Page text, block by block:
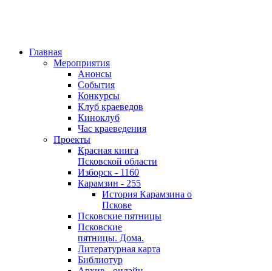
Главная
Мероприятия
Анонсы
События
Конкурсы
Клуб краеведов
Киноклуб
Час краеведения
Проекты
Красная книга
Псковской области
Изборск - 1160
Карамзин - 255
История Карамзина о
Пскове
Псковские пятницы
Псковские
пятницы. Дома.
Литературная карта
Библиотур